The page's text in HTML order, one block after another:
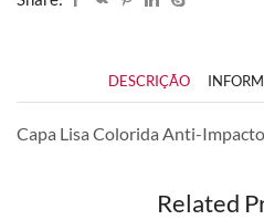
DESCRIÇÃO
Capa Lisa Colorida Anti-
Related